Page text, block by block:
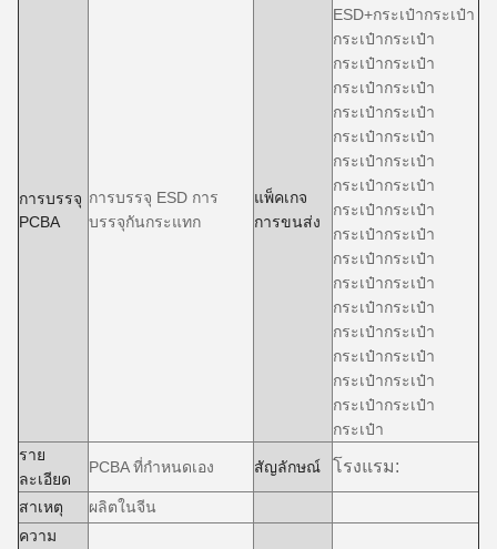
การบรรจุ
PCBA
การบรรจุ ESD การ
บรรจุกันกระแทก
แพ็คเกจ
การขนส่ง
ESD+กระเป๋ากระเป๋า
กระเป๋ากระเป๋า
กระเป๋ากระเป๋า
กระเป๋ากระเป๋า
กระเป๋ากระเป๋า
กระเป๋ากระเป๋า
กระเป๋ากระเป๋า
กระเป๋ากระเป๋า
กระเป๋ากระเป๋า
กระเป๋ากระเป๋า
กระเป๋ากระเป๋า
กระเป๋ากระเป๋า
กระเป๋ากระเป๋า
กระเป๋ากระเป๋า
กระเป๋ากระเป๋า
กระเป๋ากระเป๋า
กระเป๋ากระเป๋า
กระเป๋า
ราย
ละเอียด
PCBA ที่กําหนดเอง สัญลักษณ์ โรงแรม:
สาเหตุ
ผลิตในจีน
ความ